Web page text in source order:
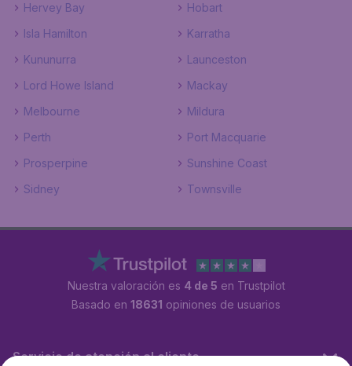
Hervey Bay
Hobart
Isla Hamilton
Karratha
Kununurra
Launceston
Lord Howe Island
Mackay
Melbourne
Mildura
Perth
Port Macquarie
Prosperpine
Sunshine Coast
Sidney
Townsville
Nuestra valoración es 4 de 5 en Trustpilot
Basado en 18631 opiniones de usuarios
Servicio de atención al cliente